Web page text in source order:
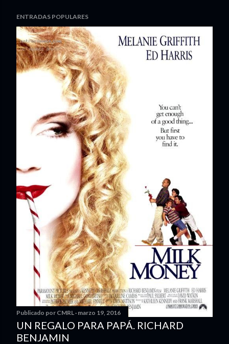
ENTRADAS POPULARES
Publicado por CMRL marzo 19, 2016
UN REGALO PARA PAPÁ. RICHARD
BENJAMIN